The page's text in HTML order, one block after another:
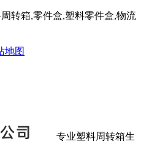
转箱,零件盒,塑料零件盒,物流
地图
专业塑料周转箱生